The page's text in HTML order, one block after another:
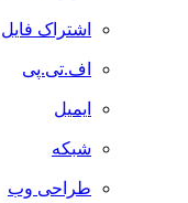
اشتراک فایل
اف.تی.پی
ایمیل
شبکه
طراحی وب